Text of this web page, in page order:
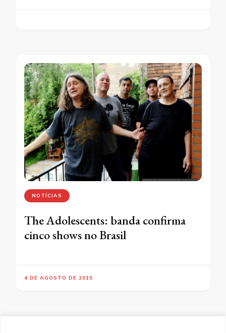
NOTÍCIAS
The Adolescents: banda confirma
cinco shows no Brasil
4 DE AGOSTO DE 2015